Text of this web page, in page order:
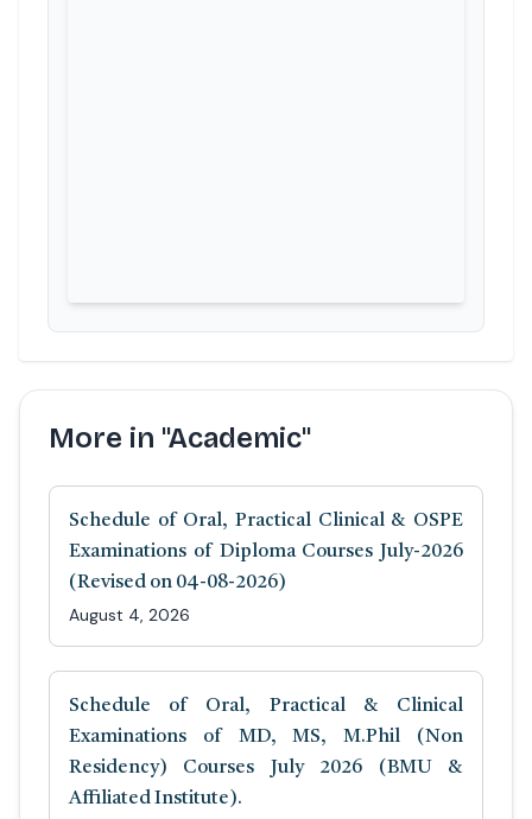
More in "Academic"
Schedule of Oral, Practical Clinical & OSPE
Examinations of Diploma Courses July-2026
(Revised on 04-08-2026)
August 4, 2026
Schedule of Oral, Practical & Clinical
Examinations of MD, MS, M.Phil (Non
Residency) Courses July 2026 (BMU &
Affiliated Institute).